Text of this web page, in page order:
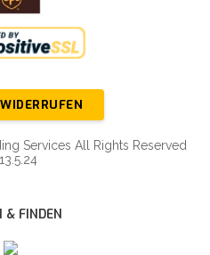
Services All Rights Reserved
& FINDEN